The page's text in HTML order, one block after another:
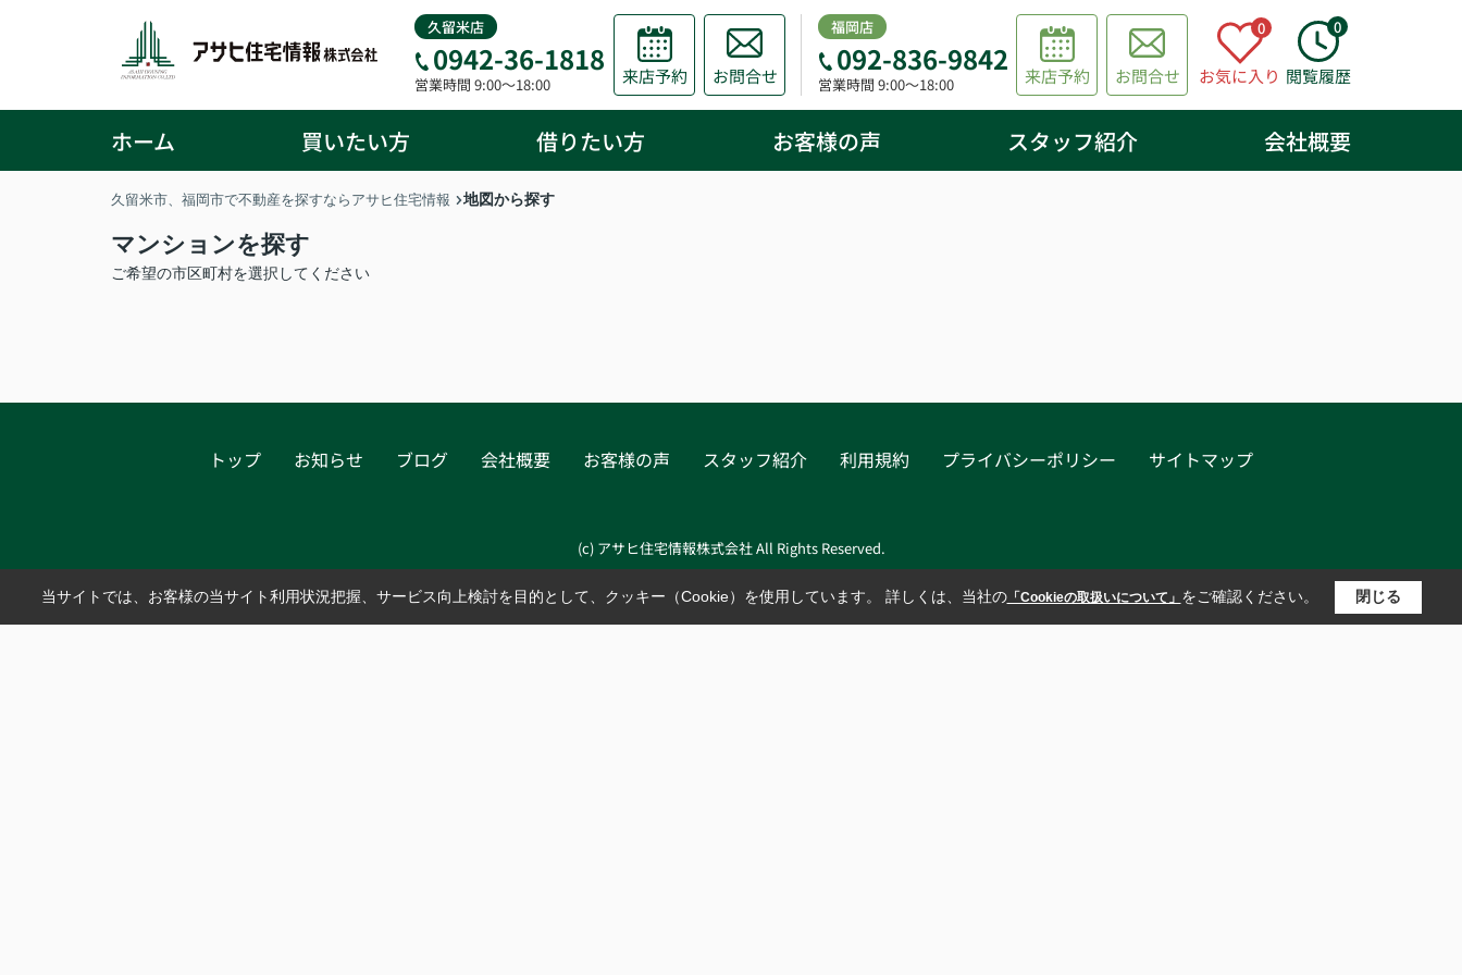
久留米店
0942-36-1818
営業時間 9:00～18:00 来店予約 お問合せ
福岡店
092-836-9842
営業時間 9:00～18:00 来店予約 お問合せ
0
お気に入り
0
閲覧履歴
ホーム 買いたい方 借りたい方 お客様の声 スタッフ紹介 会社概要
久留米市、福岡市で不動産を探すならアサヒ住宅情報 地図から探す
マンションを探す
ご希望の市区町村を選択してください
トップ お知らせ ブログ 会社概要 お客様の声 スタッフ紹介 利用規約 プライバシーポリシー サイトマップ
(c) アサヒ住宅情報株式会社 All Rights Reserved.
当サイトでは、お客様の当サイト利用状況把握、サービス向上検討を目的として、クッキー（Cookie）を使用しています。 詳しくは、当社の「Cookieの取扱いについて」 をご確認ください。 閉じる